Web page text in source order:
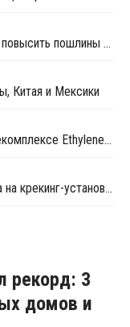
Мексика под давлением США планирует повысить пошлины на импорт из КНР
Китая и Мексики
Braskem Idesa снизила загрузку на нефтекомплексе Ethylene XXI
Pemex сократила загрузку производства на крекинг-установке в Мексике
рекорд: 3
домов и